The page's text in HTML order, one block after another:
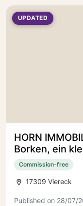
UPDATED
HORN
Borken, ein
für eine kleine
Commission-free
17309 Viereck
Published on 28/07/